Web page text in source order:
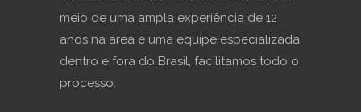
meio de uma ampla experiência de 12
anos na área e uma equipe especializada
dentro e fora do Brasil, facilitamos todo o
processo.